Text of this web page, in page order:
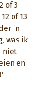
of 3
of 13
in
was ik
niet
en